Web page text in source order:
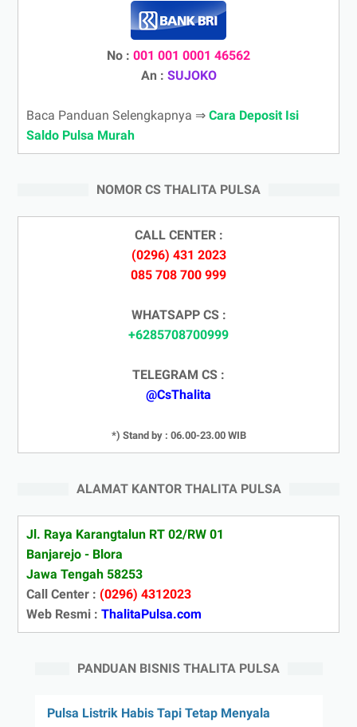
No : 001 001 0001 46562
An : SUJOKO
Baca Panduan Selengkapnya ⇒ Cara Deposit Isi
Saldo Pulsa Murah
NOMOR CS THALITA PULSA
CALL CENTER :
(0296) 431 2023
085 708 700 999
WHATSAPP CS :
+6285708700999
TELEGRAM CS :
@CsThalita
*) Stand by : 06.00-23.00 WIB
ALAMAT KANTOR THALITA PULSA
Jl. Raya Karangtalun RT 02/RW 01
Banjarejo - Blora
Jawa Tengah 58253
Call Center : (0296) 4312023
Web Resmi : ThalitaPulsa.com
PANDUAN BISNIS THALITA PULSA
Pulsa Listrik Habis Tapi Tetap Menyala